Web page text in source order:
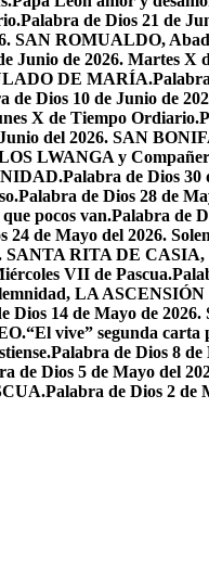
Palabra de Dios 21 de
SAN ROMUALDO,
Junio de 2026. Martes X
DE MARÍA.
de Dios 10 de Junio de
X de Tiempo Ordiario.
del 2026. SAN
LWANGA y
Palabra de Dios
Palabra de Dios 28 de
pocos van.Palabra de
24 de Mayo del 2026.
SANTA RITA DE CASIA,
VII de Pascua.
LA
Dios 14 de Mayo de
“El vive” segunda carta
Palabra de Dios 8
de Dios 5 de Mayo del
Palabra de Dios 2 de